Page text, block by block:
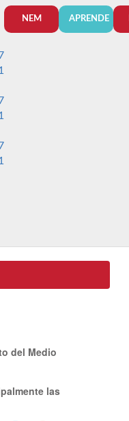
NEM APRENDE
del Medio
las